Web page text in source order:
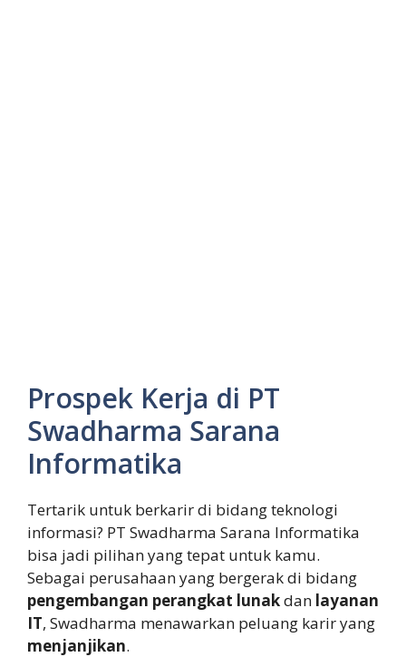
Prospek Kerja di PT
Swadharma Sarana
Informatika
Tertarik untuk berkarir di bidang teknologi
informasi? PT Swadharma Sarana Informatika
bisa jadi pilihan yang tepat untuk kamu.
Sebagai perusahaan yang bergerak di bidang
pengembangan perangkat lunakdan layanan
IT, Swadharma menawarkan peluang karir yang
menjanjikan.